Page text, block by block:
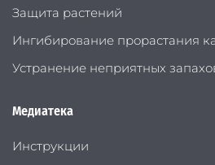
Защита растений
Ингибирование прорастания
Устранение неприятных
Медиатека
Инструкции